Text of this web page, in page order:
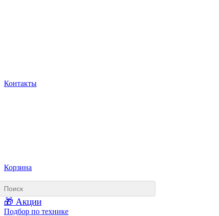
Контакты
Корзина
🎁 Акции
Подбор по технике